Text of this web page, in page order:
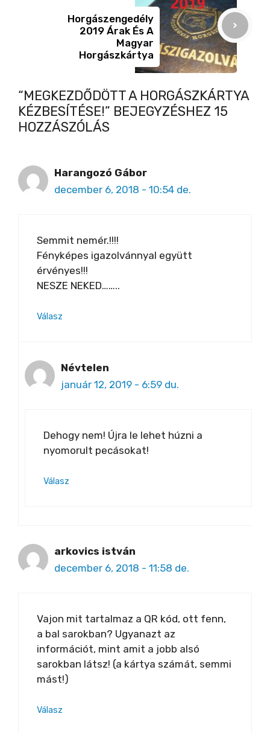
Horgászengedély
2019 Árak És A
Magyar
Horgászkártya
“MEGKEZDŐDÖTT A HORGÁSZKÁRTYA
KÉZBESÍTÉSE!” BEJEGYZÉSHEZ 15
HOZZÁSZÓLÁS
Harangozó Gábor
december 6, 2018 - 10:54 de.
Semmit nemér.!!!!
Fényképes igazolvánnyal együtt
érvényes!!!
NESZE NEKED……..
Válasz
Névtelen
január 12, 2019 - 6:59 du.
Dehogy nem! Újra le lehet húzni a
nyomorult pecásokat!
Válasz
arkovics istván
december 6, 2018 - 11:58 de.
Vajon mit tartalmaz a QR kód, ott fenn,
a bal sarokban? Ugyanazt az
információt, mint amit a jobb alsó
sarokban látsz! (a kártya számát, semmi
mást!)
Válasz